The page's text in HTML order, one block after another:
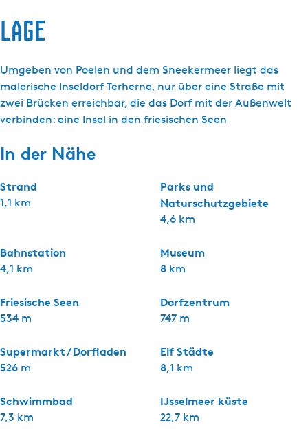
Lage
Umgeben von Poelen und dem Sneekermeer liegt das
malerische Inseldorf Terherne, nur über eine Straße mit
zwei Brücken erreichbar, die das Dorf mit der Außenwelt
verbinden: eine Insel in den friesischen Seen
In der Nähe
Strand
1,1 km
Parks und
Naturschutzgebiete
4,6 km
Bahnstation
4,1 km
Museum
8 km
Friesische Seen
534 m
Dorfzentrum
747 m
Supermarkt / Dorfladen
526 m
Elf Städte
8,1 km
Schwimmbad
7,3 km
IJsselmeer küste
22,7 km